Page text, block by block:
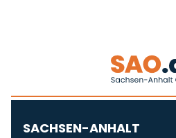
SACHSEN-ANHALT